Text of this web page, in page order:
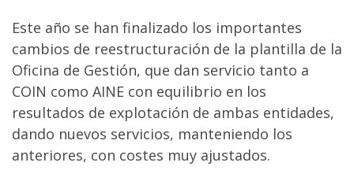
Este año se han finalizado los importantes
cambios de reestructuración de la plantilla de la
Oficina de Gestión, que dan servicio tanto a
COIN como AINE con equilibrio en los
resultados de explotación de ambas entidades,
dando nuevos servicios, manteniendo los
anteriores, con costes muy ajustados.